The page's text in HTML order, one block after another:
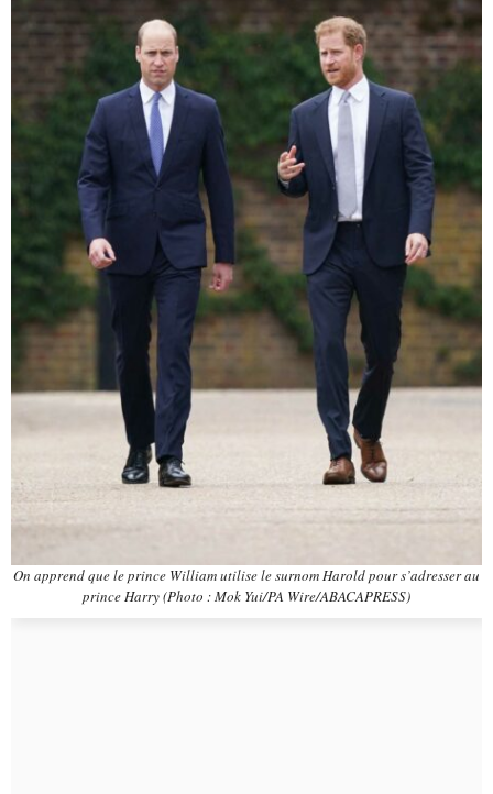
On apprend que le prince William utilise le surnom Harold pour s’adresser au
prince Harry (Photo : Mok Yui/PA Wire/ABACAPRESS)